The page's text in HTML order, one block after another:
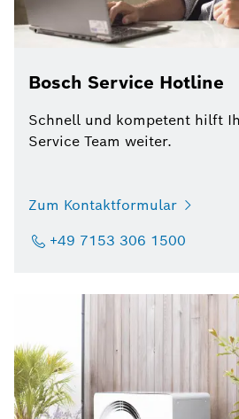
Bosch Service Hotline
Schnell und kompetent hilft
Service Team weiter.
Zum Kontaktformular
+49 7153 306 1500